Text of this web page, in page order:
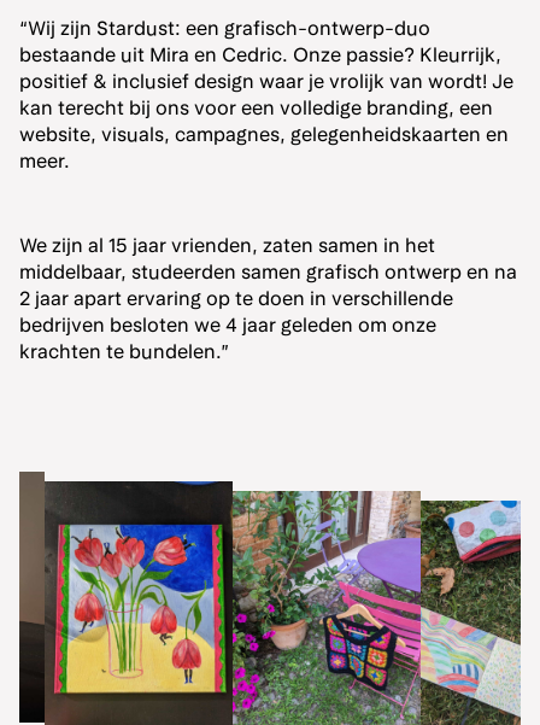
“Wij zijn Stardust: een grafisch-ontwerp-duo
bestaande uit Mira en Cedric. Onze passie? Kleurrijk,
positief & inclusief design waar je vrolijk van wordt! Je
kan terecht bij ons voor een volledige branding, een
website, visuals, campagnes, gelegenheidskaarten en
meer.
We zijn al 15 jaar vrienden, zaten samen in het
middelbaar, studeerden samen grafisch ontwerp en na
2 jaar apart ervaring op te doen in verschillende
bedrijven besloten we 4 jaar geleden om onze
krachten te bundelen.”